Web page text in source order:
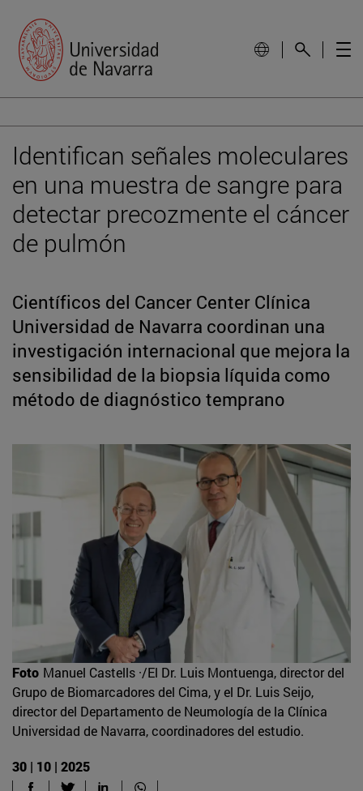
Identifican señales moleculares
en una muestra de sangre para
detectar precozmente el cáncer
de pulmón
Científicos del Cancer Center Clínica
Universidad de Navarra coordinan una
investigación internacional que mejora la
sensibilidad de la biopsia líquida como
método de diagnóstico temprano
Foto Manuel Castells ·/El Dr. Luis Montuenga, director del
Grupo de Biomarcadores del Cima, y el Dr. Luis Seijo,
director del Departamento de Neumología de la Clínica
Universidad de Navarra, coordinadores del estudio.
30 | 10 | 2025